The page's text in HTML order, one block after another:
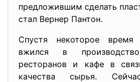
предложившим сделать
стал Вернер Пантон.
Спустя некоторое время
вжился в
ресторанов и кафе в
качества сырья.